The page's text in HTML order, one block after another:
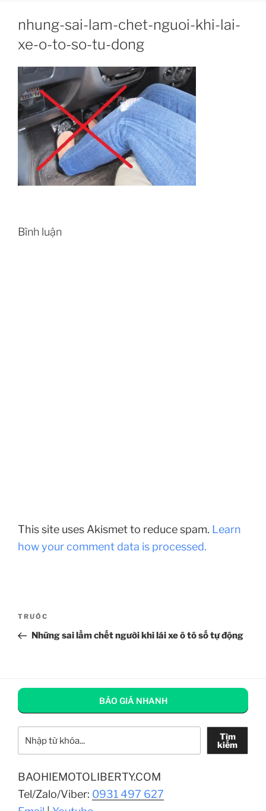
nhung-sai-lam-chet-nguoi-khi-lai-
xe-o-to-so-tu-dong
Bình luận
This site uses Akismet to reduce spam. Learn
how your comment data is processed.
Điều
bài
Bài
cũ
TRƯỚC
Những sai lầm chết người khi lái xe ô tô số tự động
BÁO GIÁ NHANH
Tìm
kiếm
BAOHIEMOTOLIBERTY.COM
Tel/Zalo/Viber: 0931 497 627